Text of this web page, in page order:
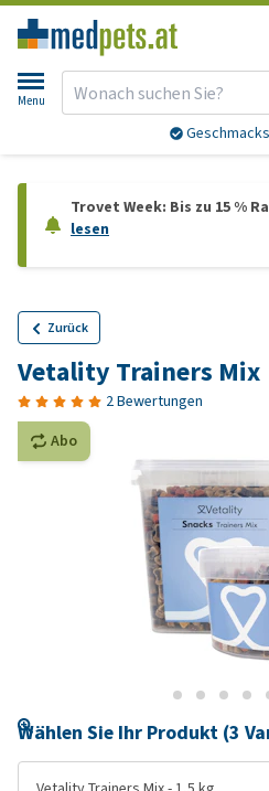
Menu
Trovet Week: Bis zu 15 %
lesen
Zurück
Vetality Trainers Mix
2 Bewertungen
Abo
Wählen Sie Ihr Produkt (3